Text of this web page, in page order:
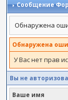
Сообщение
Обнаружена
Обнаружена
У Вас нет прав
Вы не
Ваше имя